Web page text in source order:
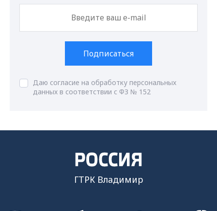
Подписаться
Даю согласие на обработку персональных
данных в соответствии с ФЗ № 152
ГТРК Владимир